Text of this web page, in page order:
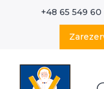
+48 65 549 60
Wyszukaj w